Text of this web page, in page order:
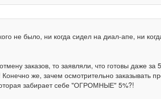
не было, ни когда сидел на диал-апе, ни
заказов, то заявляли, что готовы даже
же, зачем осмотрительно заказывать
забирает себе "ОГРОМНЫЕ" 5%?!